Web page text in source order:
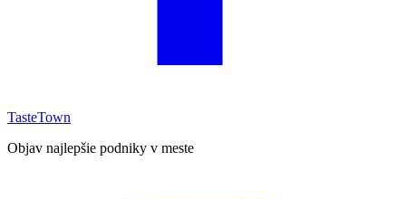
TasteTown
Objav najlepšie podniky v meste